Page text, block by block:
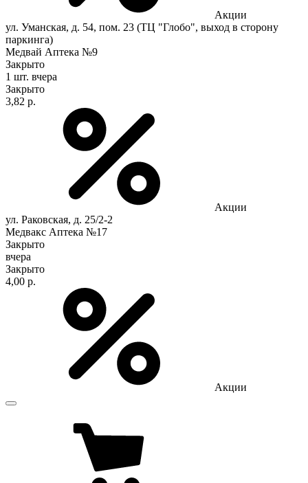
Акции
ул. Уманская, д. 54, пом. 23 (ТЦ "Глобо", выход в сторону
паркинга)
Медвай Аптека №9
Закрыто
1 шт. вчера
Закрыто
3,82 р.
Акции
ул. Раковская, д. 25/2-2
Медвакс Аптека №17
Закрыто
вчера
Закрыто
4,00 р.
Акции